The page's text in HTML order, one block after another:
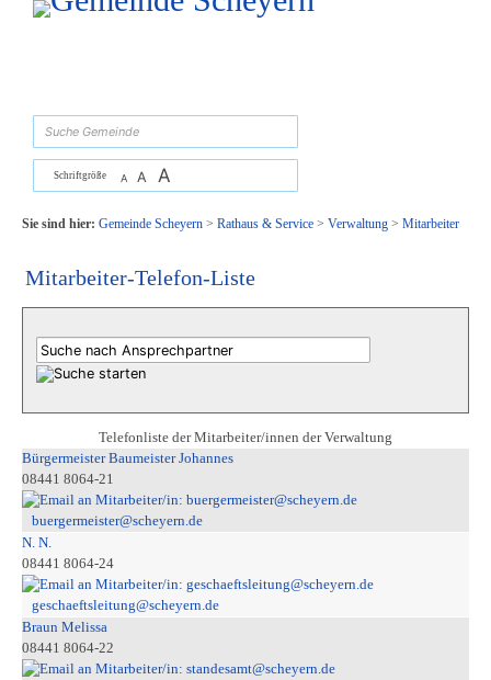
Zum Inhalt, zur Navigationoder zur Startseite springen.
Schriftgröße A A A
Sie sind hier: Gemeinde Scheyern> Rathaus & Service> Verwaltung> Mitarbeiter
Mitarbeiter-Telefon-Liste
Telefonliste der Mitarbeiter/innen der Verwaltung
Bürgermeister Baumeister Johannes
08441 8064-21
buergermeister@scheyern.de
N. N.
08441 8064-24
geschaeftsleitung@scheyern.de
Braun Melissa
08441 8064-22